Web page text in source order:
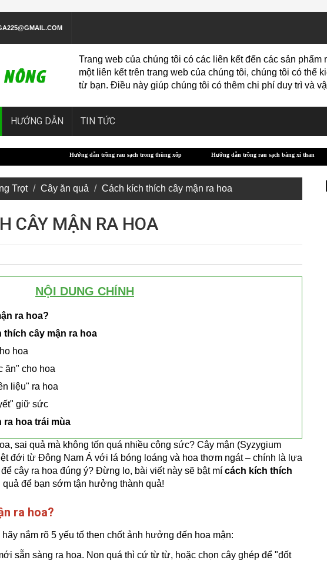
Trang web của chúng tôi có các liên kết đến các sản
một liên kết trên trang web của chúng tôi, chúng tôi có thể
từ bạn. Điều này giúp chúng tôi có thêm chi phí duy trì và
HƯỚNG DẪN TIN TỨC
dẫn trồng rau sạch trong thùng xốp Hướng dẫn trồng rau sạch bằng xỉ than Các giống bò thịt
Trọt Cây ăn quả Cách kích thích cây mận ra hoa
CÂY MẬN RA HOA
NỘI DUNG CHÍNH
ra hoa?
cây mận ra hoa
hoa
ăn" cho hoa
liệu" ra hoa
giữ sức
ra hoa trái mùa
sai quả mà không tốn quá nhiều công sức? Cây mận (Syzygium
đới từ Đông Nam Á với lá bóng loáng và hoa thơm ngát – chính là lựa
cây ra hoa đúng ý? Đừng lo, bài viết này sẽ bật mí cách kích thích
quả để bạn sớm tận hưởng thành quả!
ra hoa?
nắm rõ 5 yếu tố then chốt ảnh hưởng đến hoa mận:
sẵn sàng ra hoa. Non quá thì cứ từ từ, hoặc chọn cây ghép để "đốt